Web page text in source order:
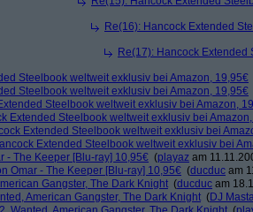
Re(16): Hancock Extended
Re(17): Hancock
Steelbook weltweit exklusiv bei Amazon, 19,95€
Steelbook weltweit exklusiv bei Amazon, 19,95€
Steelbook weltweit exklusiv bei Amazon,
Extended Steelbook weltweit exklusiv bei
Extended Steelbook weltweit exklusiv bei
Extended Steelbook weltweit exklusiv bei
- The Keeper [Blu-ray] 10,95€ (playaz am
Omar - The Keeper [Blu-ray] 10,95€ (ducduc am
Gangster, The Dark Knight (ducduc am
American Gangster, The Dark Knight (DJ